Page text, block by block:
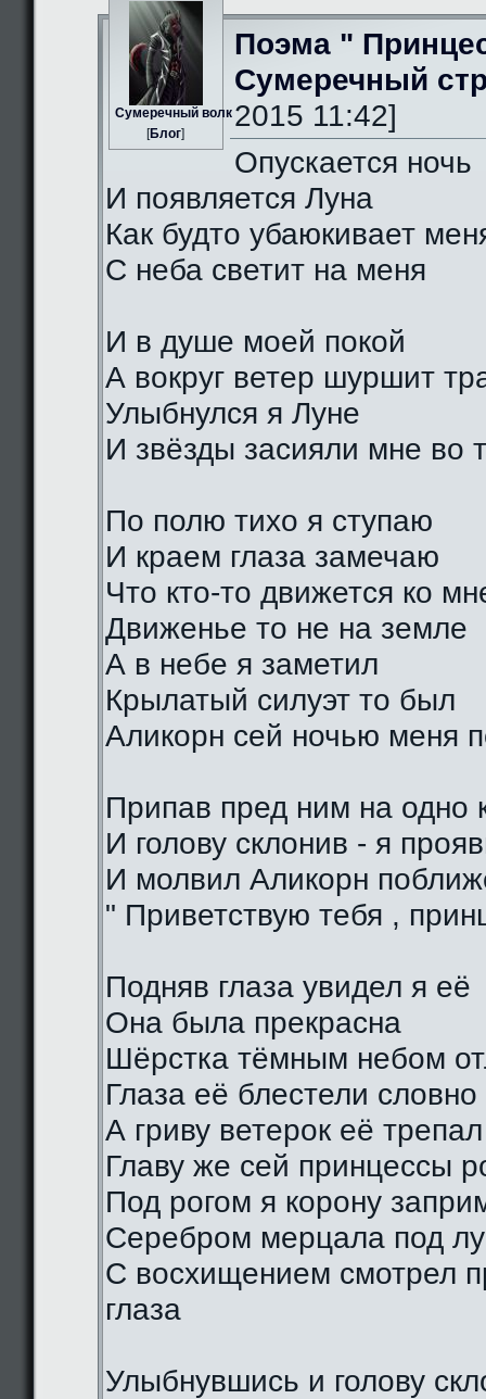
Сумеречный волк
[Блог]
Поэма "
Сумеречный
2015 11:42]
Опускается ночь
И появляется Луна
Как будто убаюкивает
С неба светит на меня
И в душе моей покой
А вокруг ветер шуршит
Улыбнулся я Луне
И звёзды засияли мне во
По полю тихо я ступаю
И краем глаза замечаю
Что кто-то движется ко
Движенье то не на земле
А в небе я заметил
Крылатый силуэт то был
Аликорн сей ночью меня
Припав пред ним на одно
И голову склонив - я
И молвил Аликорн
" Приветствую тебя ,
Подняв глаза увидел я её
Она была прекрасна
Шёрстка тёмным небом
Глаза её блестели
А гриву ветерок её трепал
Главу же сей принцессы
Под рогом я корону
Серебром мерцала под
С восхищением смотрел
глаза
Улыбнувшись и голову